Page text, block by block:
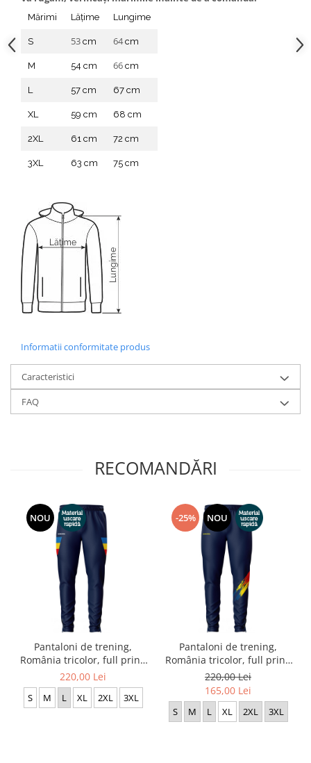
Mărimi Lățime Lungime
S 53 cm 64cm
M 54 cm 66 cm
L 57 cm 67 cm
XL 59 cm 68 cm
2XL 61 cm 72 cm
3XL 63 cm 75 cm
Informatii conformitate produs
Caracteristici
FAQ
RECOMANDĂRI
NOU
Pantaloni de trening,
România tricolor, full print,
culoare bleumarin, CA121
220,00 Lei
S M L XL 2XL 3XL
-25% NOU
Pantaloni de trening,
România tricolor, full print,
culoare bleumarin, CA122
220,00 Lei
165,00 Lei
S M L XL 2XL 3XL